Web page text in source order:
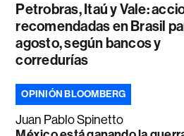
Petrobras, Itaú y Vale:
recomendadas en Brasil
agosto, según bancos y
corredurías
OPINIÓN BLOOMBERG
Juan Pablo Spinetto